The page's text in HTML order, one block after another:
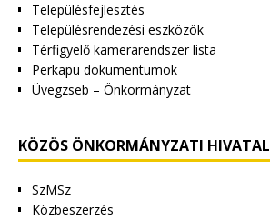
Településfejlesztés
Településrendezési eszközök
Térfigyelő kamerarendszer lista
Perkapu dokumentumok
Üvegzseb – Önkormányzat
KÖZÖS ÖNKORMÁNYZATI HIVATAL
SzMSz
Közbeszerzés